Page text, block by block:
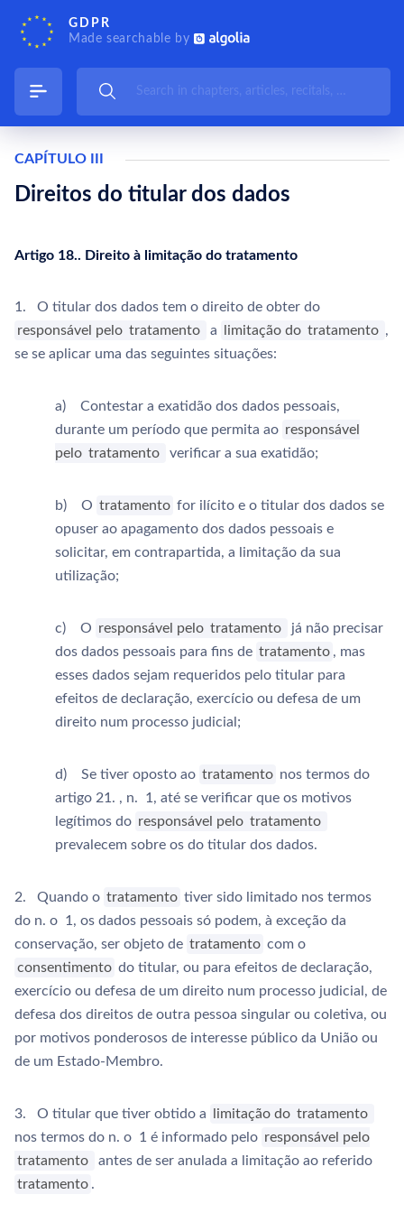
GDPR
Made searchable by
CAPÍTULO III
Direitos do titular dos dados
Artigo 18.. Direito à limitação do tratamento
1. O titular dos dados tem o direito de obter do
responsável pelo tratamento a limitação do tratamento ,
se se aplicar uma das seguintes situações:
a) Contestar a exatidão dos dados pessoais,
durante um período que permita ao responsável
pelo tratamento verificar a sua exatidão;
b) O tratamento for ilícito e o titular dos dados se
opuser ao apagamento dos dados pessoais e
solicitar, em contrapartida, a limitação da sua
utilização;
c) O responsável pelo tratamento
já não precisar
dos dados pessoais para fins de tratamento , mas
esses dados sejam requeridos pelo titular para
efeitos de declaração, exercício ou defesa de um
direito num processo judicial;
d) Se tiver oposto ao tratamento nos termos do
artigo 21. , n. 1, até se verificar que os motivos
legítimos do responsável pelo tratamento
prevalecem sobre os do titular dos dados.
2. Quando o tratamento tiver sido limitado nos termos
do n. o 1, os dados pessoais só podem, à exceção da
conservação, ser objeto de tratamento com o
consentimento do titular, ou para efeitos de declaração,
exercício ou defesa de um direito num processo judicial, de
defesa dos direitos de outra pessoa singular ou coletiva, ou
por motivos ponderosos de interesse público da União ou
de um Estado-Membro.
3. O titular que tiver obtido a limitação do tratamento
nos termos do n. o 1 é informado pelo responsável pelo
tratamento
antes de ser anulada a limitação ao referido
tratamento .